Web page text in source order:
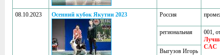
08.10.2023 Осенний кубок Якутии 2023 Россия
региональная
001,
CAC
Выгузов Игорь